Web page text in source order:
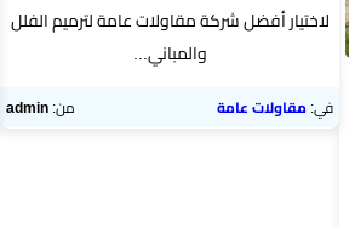
لاختيار أفضل شركة مقاولات عامة لترميم الفلل
والمباني​...
في:مقاولات عامة من:admin